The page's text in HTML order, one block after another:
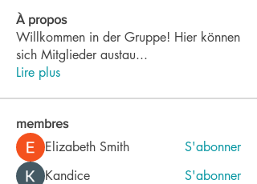
À propos
Willkommen in der Gruppe! Hier können
sich Mitglieder austau...
Lire plus
membres
Elizabeth Smith
S'abonner
Kandice
S'abonner